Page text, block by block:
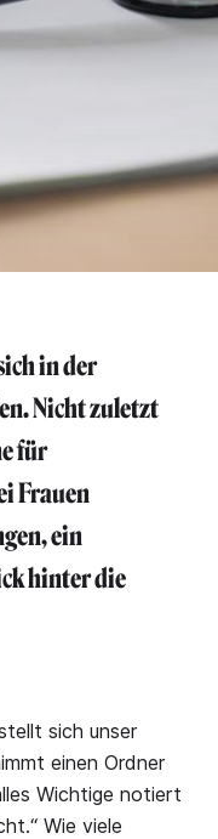
in der
Nicht zuletzt
für
Frauen
ein
hinter die
sich unser
einen Ordner
Wichtige notiert
Wie viele